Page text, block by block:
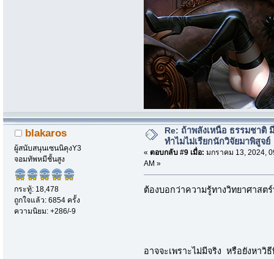
blakaros
ผู้สนับสนุนเซนนิคุงY3
จอมทัพหมีชั้นสูง
กระทู้: 18,478
ถูกใจแล้ว: 6854 ครั้ง
ความนิยม: +286/-9
Re: ถ้าพลังเหนือ ธรรมชาติ
ทำไมไม่เรียกนักวิจัยมาพิสูจย์
« ตอบกลับ #9 เมื่อ: มกราคม 13, 2024,
AM »
ต้องบอกว่าความรู้ทางวิทยาศาสต
อาจจะเพราะไม่มีจริง หรือยังหา